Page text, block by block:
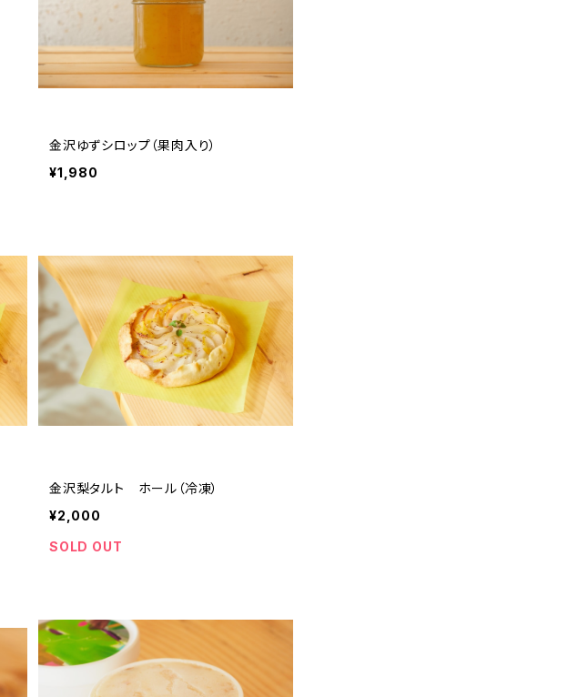
金沢ゆずシロップ（果肉入り）
¥1,980
金沢梨タルト ホール（冷凍）
¥2,000
SOLD OUT